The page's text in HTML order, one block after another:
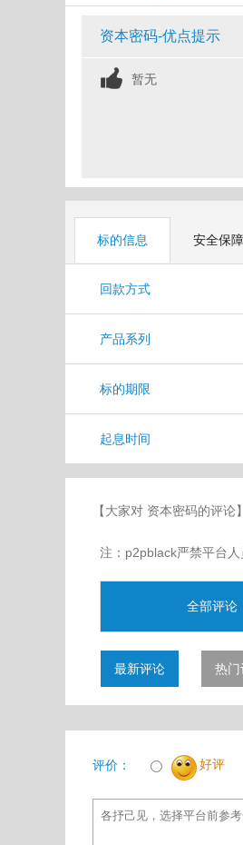
资本密码-优点提示
暂无
标的信息 安全保障
回款方式
产品系列
标的期限
起息时间
【大家对 资本密码的评论】
注：p2pblack严禁平台
全部评论
最新评论 热门
评价： 好评